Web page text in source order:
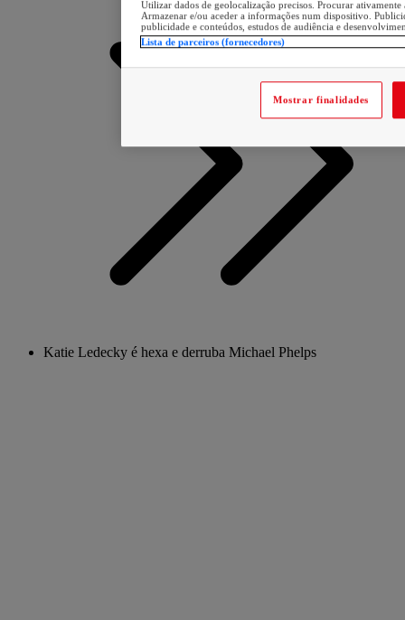
Katie Ledecky é hexa e derruba Michael Phelps
Utilizar dados de geolocalização precisos. Procurar
Armazenar e/ou aceder a informações num dispositivo.
publicidade e conteúdos, estudos de audiência e
Lista de parceiros (fornecedores)
Mostrar finalidades